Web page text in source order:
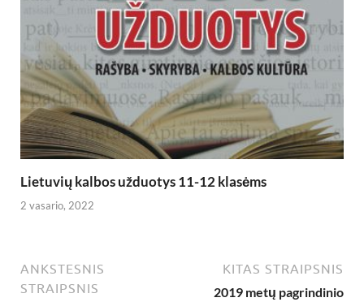
Lietuvių kalbos užduotys 11-12 klasėms
2 vasario, 2022
ANKSTESNIS
STRAIPSNIS
KITAS STRAIPSNIS
2019 metų pagrindinio